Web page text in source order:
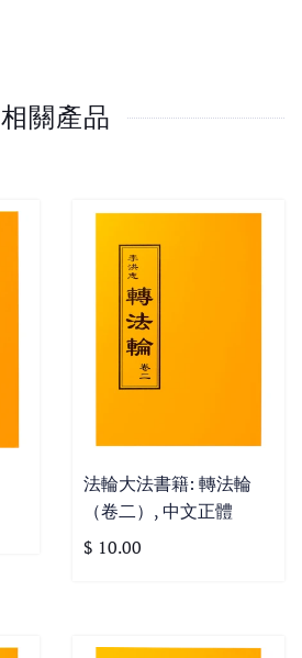
相關產品
法輪大法書籍: 轉法輪
（卷二）, 中文正體
$ 10.00